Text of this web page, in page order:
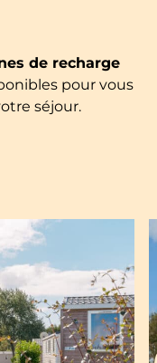
de recharge
pour vous
séjour.